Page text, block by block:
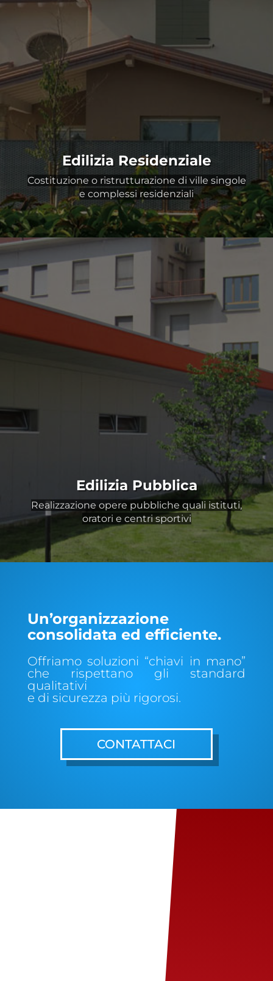
Edilizia Residenziale
Costituzione o ristrutturazione di ville singole
e complessi residenziali
Edilizia Pubblica
Realizzazione opere pubbliche quali istituti,
oratori e centri sportivi
Un’organizzazione
consolidata ed efficiente.
Offriamo soluzioni “chiavi in mano”
che rispettano gli standard
qualitativi
e di sicurezza più rigorosi.
CONTATTACI